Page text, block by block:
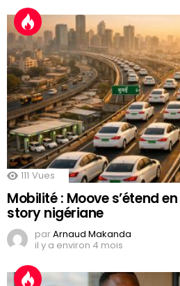
111 Vues
Mobilité : Moove s’étend
story nigériane
parArnaud Makanda
il y a environ 4 mois